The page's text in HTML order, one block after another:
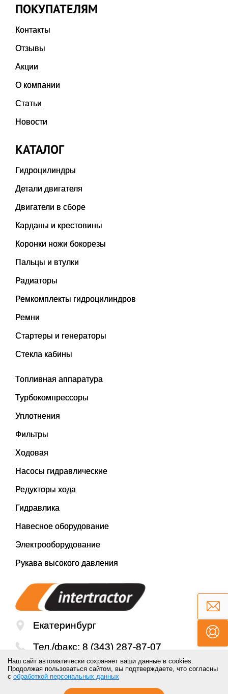
ПОКУПАТЕЛЯМ
Контакты
Отзывы
Акции
О компании
Статьи
Новости
КАТАЛОГ
Гидроцилиндры
Детали двигателя
Двигатели в сборе
Карданы и крестовины
Коронки ножи бокорезы
Пальцы и втулки
Радиаторы
Ремкомплекты гидроцилиндров
Ремни
Стартеры и генераторы
Стекла кабины
Топливная аппаратура
Турбокомпрессоры
Уплотнения
Фильтры
Ходовая
Насосы гидравлические
Редукторы хода
Гидравлика
Навесное оборудование
Электрооборудование
Рукава высокого давления
Екатеринбург
Тел./факс: 8 (343) 287-87-07
Email:mail@inter-tractor.ru
Наш сайт автоматически сохраняет ваши данные в cookies.
Продолжая пользоваться сайтом, вы подтверждаете, что согласны
с обработкой персональных данных